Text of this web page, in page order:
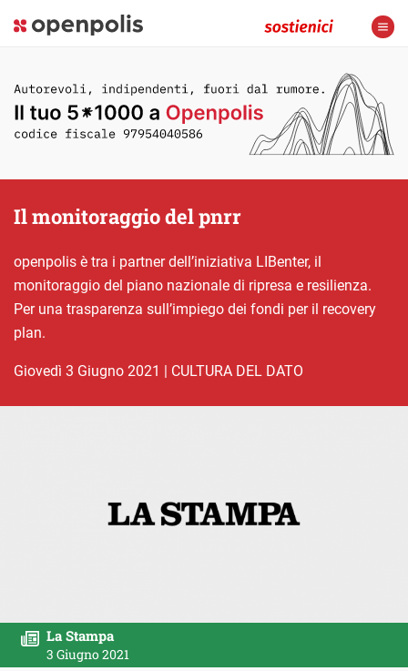
Il monitoraggio del pnrr
openpolis è tra i partner dell’iniziativa LIBenter, il
monitoraggio del piano nazionale di ripresa e resilienza.
Per una trasparenza sull’impiego dei fondi per il recovery
plan.
giovedì 3 Giugno 2021 | CULTURA DEL DATO
La Stampa
3 Giugno 2021